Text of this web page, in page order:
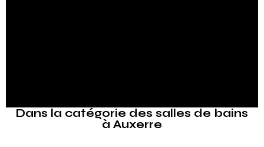
Dans la catégorie des salles de bains
à Auxerre